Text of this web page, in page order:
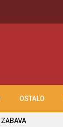
OSTALO
ZABAVA